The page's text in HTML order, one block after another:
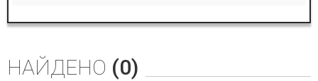
НАЙДЕНО (0)